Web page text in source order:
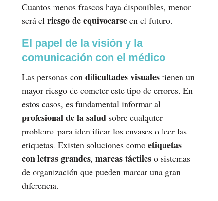
Cuantos menos frascos haya disponibles, menor
será el riesgo de equivocarseen el futuro.
El papel de la visión y la
comunicación con el médico
Las personas con dificultades visualestienen un
mayor riesgo de cometer este tipo de errores. En
estos casos, es fundamental informar al
profesional de la salud sobre cualquier
problema para identificar los envases o leer las
etiquetas. Existen soluciones como etiquetas
con letras grandes, marcas táctileso sistemas
de organización que pueden marcar una gran
diferencia.